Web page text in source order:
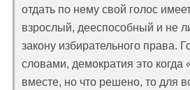
отдать по нему свой голос
взрослый, дееспособный и не
закону избирательного права.
словами, демократия это
вместе, но что решено, то для